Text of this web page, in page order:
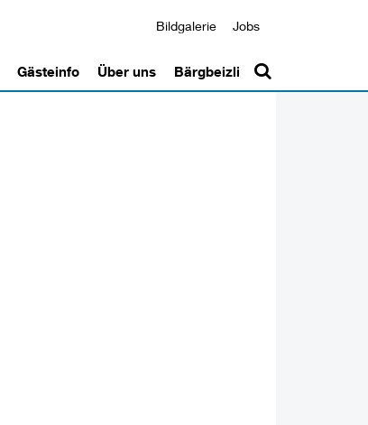
Bildgalerie Jobs
Gästeinfo Über uns Bärgbeizli